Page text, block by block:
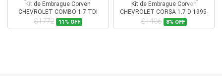
Kit de Embrague Corven
CHEVROLET COMBO 1.7 TDI
1993-2000
$1772 11% OFF
Kit de Embrague Corven
CHEVROLET CORSA 1.7 D 1995-
1999
$1436 8% OFF